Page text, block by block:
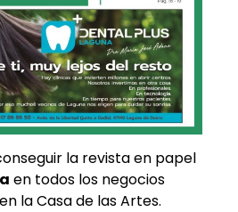
la revista en papel
en todos los negocios
la Casa de las Artes.